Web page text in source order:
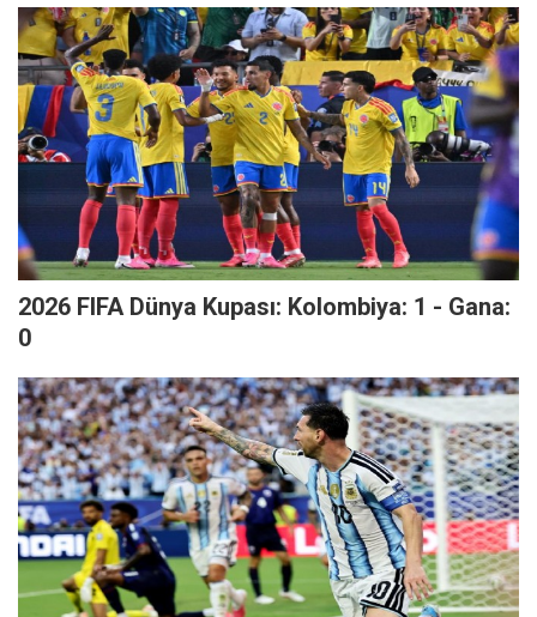
2026 FIFA Dünya Kupası: Kolombiya: 1 - Gana:
0